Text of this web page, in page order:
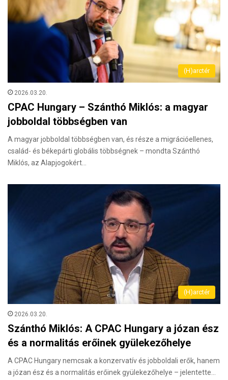
(H)arctér
2026.03.20.
CPAC Hungary – Szánthó Miklós: a magyar
jobboldal többségben van
A magyar jobboldal többségben van, és része a migrációellenes,
család- és békepárti globális többségnek – mondta Szánthó
Miklós, az Alapjogokért…
(H)arctér
2026.03.20.
Szánthó Miklós: A CPAC Hungary a józan ész
és a normalitás erőinek gyülekezőhelye
A CPAC Hungary nemcsak a konzervatív és jobboldali erők, hanem
a józan ész és a normalitás erőinek gyülekezőhelye – jelentette…